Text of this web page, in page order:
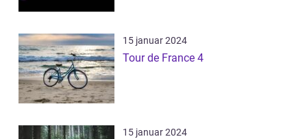
15 januar 2024
Tour de France 4
15 januar 2024